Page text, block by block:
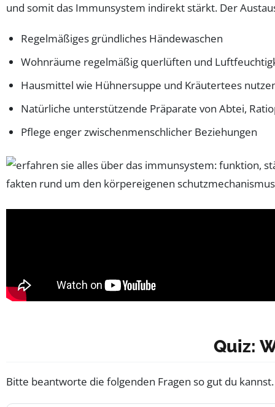
und somit das Immunsystem indirekt stärkt. Der
Regelmäßiges gründliches Händewaschen
Wohnräume regelmäßig querlüften und
Hausmittel wie Hühnersuppe und Kräutertees
Natürliche unterstützende Präparate von Abtei,
Pflege enger zwischenmenschlicher Beziehungen
Quiz:
Bitte beantworte die folgenden Fragen so gut du